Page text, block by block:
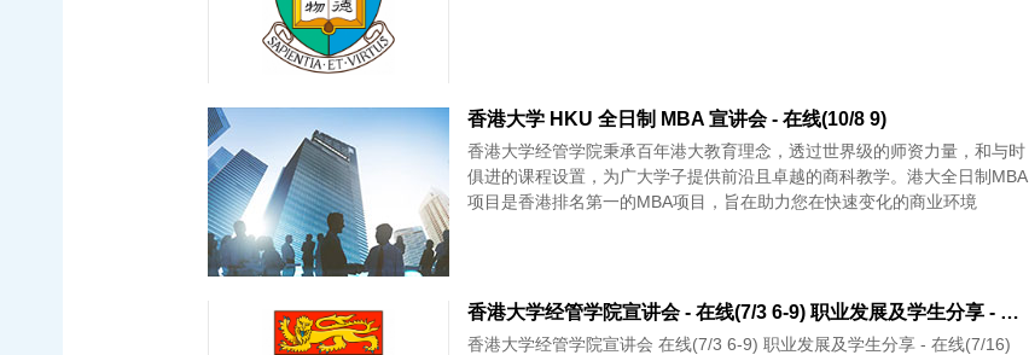
香港大学 HKU 全日制 MBA 宣讲会 - 在线(10/8 9)
香港大学经管学院秉承百年港大教育理念，透过世界级的师资力量，和与时
俱进的课程设置，为广大学子提供前沿且卓越的商科教学。港大全日制MBA
项目是香港排名第一的MBA项目，旨在助力您在快速变化的商业环境
香港大学经管学院宣讲会 - 在线(7/3 6-9) 职业发展及学生分享 - 在线(7/16)
香港大学经管学院宣讲会 在线(7/3 6-9) 职业发展及学生分享 - 在线(7/16)